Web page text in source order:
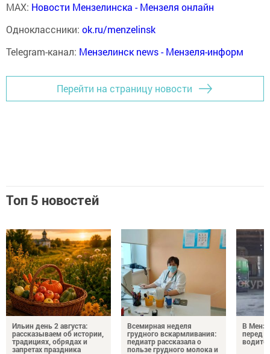
MAX: Новости Мензелинска - Мензеля онлайн
Одноклассники: ok.ru/menzelinsk
Telegram-канал: Мензелинск news - Мензеля-информ
Перейти на страницу новости
Топ 5 новостей
Ильин день 2 августа:
рассказываем об истории,
традициях, обрядах и
запретах праздника
Всемирная неделя
грудного вскармливания:
педиатр рассказала о
пользе грудного молока и
В
перед